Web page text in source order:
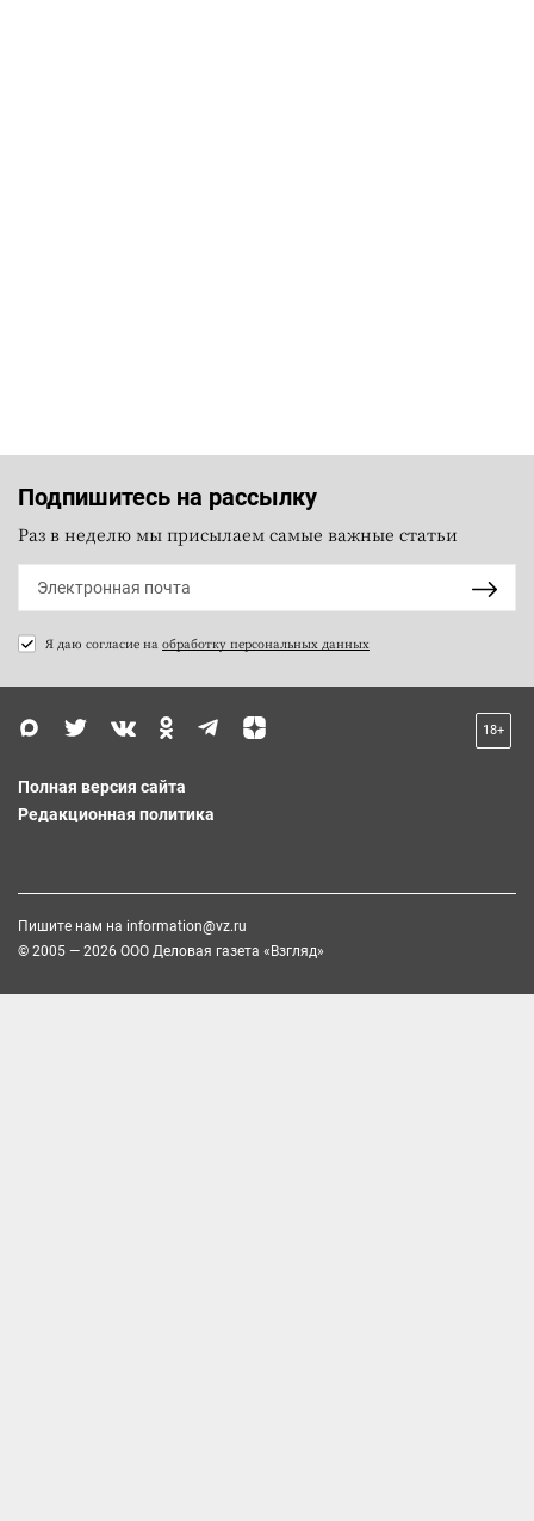
Подпишитесь на рассылку
Раз в неделю мы присылаем самые важные статьи
Я даю согласие на обработку персональных данных
18+
Полная версия сайта
Редакционная политика
Пишите нам на information@vz.ru
© 2005 — 2026 ООО Деловая газета «Взгляд»